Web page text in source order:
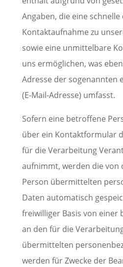
Angaben, die eine
Kontaktaufnahme zu
sowie eine unmittelbare
uns ermöglichen, was
Adresse der sogenannten
(E-Mail-Adresse) umfasst.
Sofern eine betroffene
über ein Kontaktformular
für die Verarbeitung
aufnimmt, werden die von
Person übermittelten
Daten automatisch
freiwilliger Basis von einer
an den für die
übermittelten
werden für Zwecke der